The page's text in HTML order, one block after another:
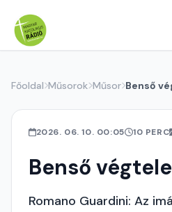
Főoldal Műsorok Műsor Benső
2026. 06. 10. 00:05 10 PERC
Benső
Romano Guardini: Az